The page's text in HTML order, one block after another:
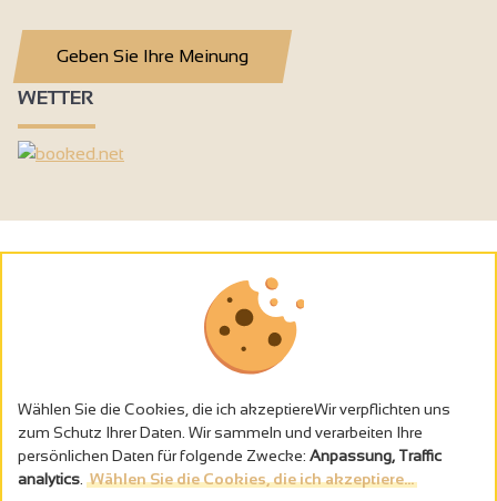
Geben Sie Ihre Meinung
WETTER
Alkoholmissbrauch ist gefährlich für die Gesundheit - trinken Sie in
Wählen Sie die Cookies, die ich akzeptiereWir verpflichten uns
zum Schutz Ihrer Daten. Wir sammeln und verarbeiten Ihre
persönlichen Daten für folgende Zwecke: Anpassung, Traffic
analytics Wählen Sie die Cookies, die ich akzeptiere...